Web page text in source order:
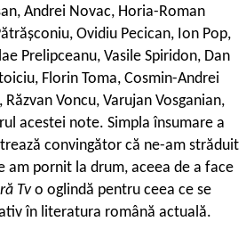
Andrei Novac, Horia-Roman
Ovidiu Pecican, Ion Pop,
Prelipceanu, Vasile Spiridon, Dan
Florin Toma, Cosmin-Andrei
Răzvan Voncu, Varujan Vosganian,
acestei note. Simpla însumare a
convingător că ne-am străduit
am pornit la drum, aceea de a face
Tvo oglindă pentru ceea ce se
în literatura română actuală.